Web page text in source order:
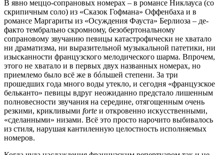
В явно меццо-сопрановых номерах – в романсе Никлауса (со
скрипичным соло) из «Сказок Гофмана» Оффенбаха и в
романсе Маргариты из «Осуждения Фауста» Берлиоза – де-
факто тембрально скромному, безобертональному
сопрановому звучанию певицы катастрофически не хватало
ни драматизма, ни выразительной музыкальной патетики, ни
изысканности французского мелодического шарма. Впрочем,
этого не хватало и в первых двух названных номерах, но
приемлемо было всё же в бóльшей степени. За три
прошедших года много воды утекло, и сегодня «французское
бельканто» певицы вдруг неожиданно предстало лишенным
полновесности звучания на середине, отягощенным очень
резкими, крикливыми forte и откровенно искусственными,
«сделанными» низами. Всё это просто нарочито выбивалось
из стиля, нарушая кантиленную целостность исполняемых
номеров.